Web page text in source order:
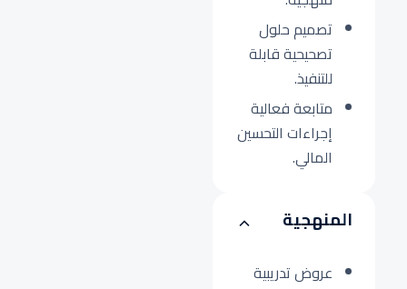
تصميم حلول
تصحيحية قابلة
للتنفيذ.
متابعة فعالية
إجراءات التحسين
المالي.
المنهجية
عروض تدريبية